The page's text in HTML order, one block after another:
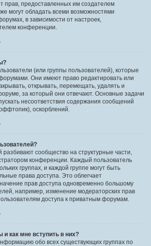
прав, предоставленных им создателем
могут обладать всеми возможностями
в зависимости от настроек,
конференции.
(или группы пользователей), которые
Они имеют право редактировать или
открывать, перемещать, удалять и
за который они отвечают. Основные задачи
несоответствия содержания сообщений
оскорблений.
разбивают сообщество на структурные части,
конференции. Каждый пользователь
группах, и каждой группе могут быть
права доступа. Это облегчает
прав доступа одновременно большому
например, изменение модераторских прав
доступа к приватным форумам.
и как мне вступить в них?
обо всех существующих группах по